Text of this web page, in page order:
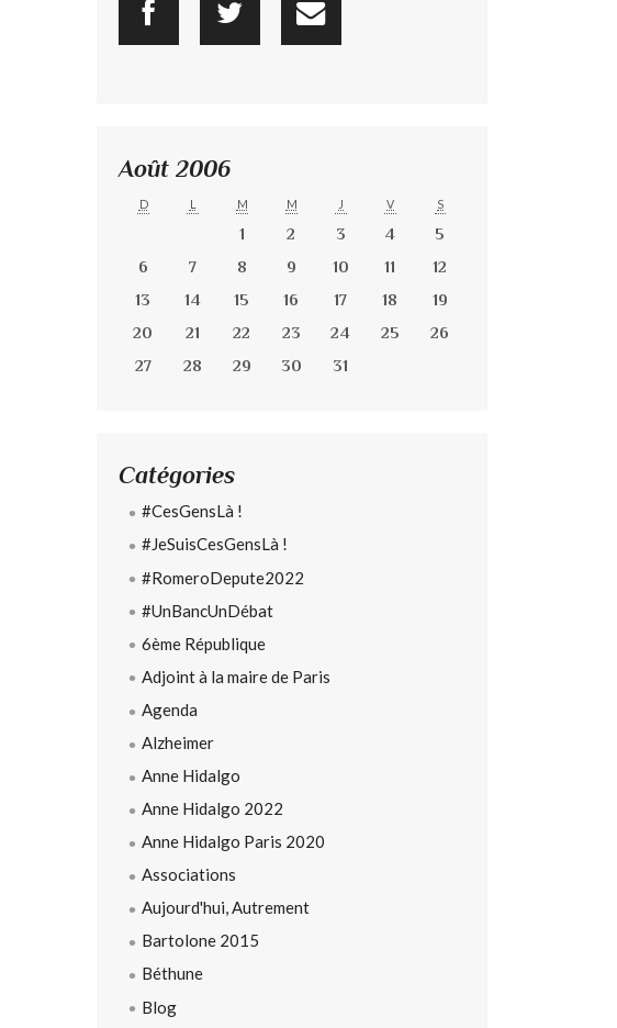
Août 2006
D L M M J V S
1 2 3 4
5
6
7 8 9 10 11
12
13
14 15 16 17 18
19
20
21 22 23 24 25
26
27
28 29 30 31
Catégories
#CesGensLà !
#JeSuisCesGensLà !
#RomeroDepute2022
#UnBancUnDébat
6ème République
Adjoint à la maire de Paris
Agenda
Alzheimer
Anne Hidalgo
Anne Hidalgo 2022
Anne Hidalgo Paris 2020
Associations
Aujourd'hui, Autrement
Bartolone 2015
Béthune
Blog